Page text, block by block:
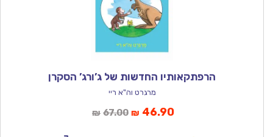
הרפתקאותיו החדשות של ג’ורג’ הסקרן
מרגרט וה"א ריי
₪ 67.00המחיר
₪ 46.90המחיר